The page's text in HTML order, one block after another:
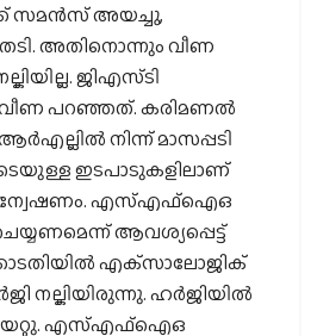
സമന്‍സ് അയച്ചു,
അതിനൊന്നും വീണ
ജിഎസ്ടി
വീണ പറഞ്ഞത്. കരിമണല്‍
നിന്ന് മാസപ്പടി
ഇടപാടുകളിലാണ്
എസ്എഫ്‌ഐഒ
ആവശ്യപ്പെട്ട്
എക്‌സാലോജിക്
നല്കിയിരുന്നു. ഹര്‍ജിയില്‍
എസ്എഫ്‌ഐഒ